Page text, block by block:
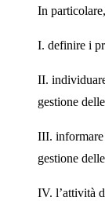
In
I. definire i
II.
gestione
III. informare
gestione
IV. l’attività